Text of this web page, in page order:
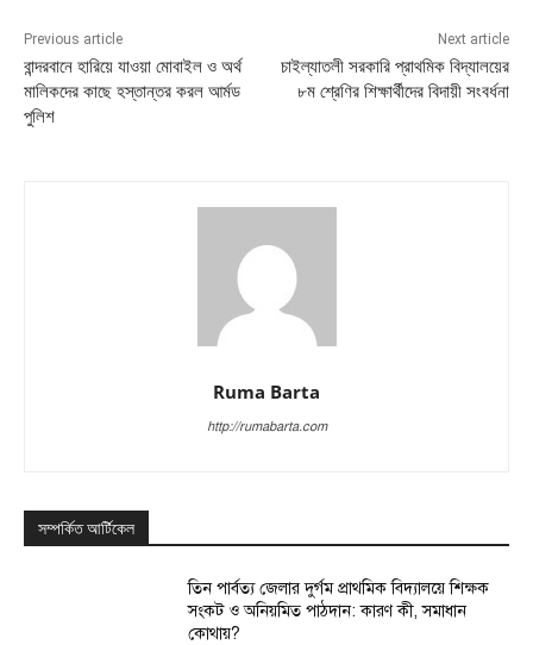
Previous article
বান্দরবানে হারিয়ে যাওয়া মোবাইল ও অর্থ
মালিকদের কাছে হস্তান্তর করল আর্মড
পুলিশ
Next article
চাইল্যাতলী সরকারি প্রাথমিক বিদ্যালয়ের
৮ম শ্রেণির শিক্ষার্থীদের বিদায়ী সংবর্ধনা
Ruma Barta
http://rumabarta.com
সম্পর্কিত আর্টিকেল
তিন পার্বত্য জেলার দুর্গম প্রাথমিক বিদ্যালয়ে শিক্ষক
সংকট ও অনিয়মিত পাঠদান: কারণ কী, সমাধান
কোথায়?